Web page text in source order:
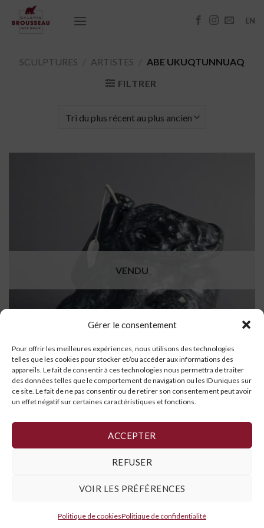
Gérer le consentement
Pour offrir les meilleures expériences, nous utilisons des technologies
telles que les cookies pour stocker et/ou accéder aux informations des
appareils. Le fait de consentir à ces technologies nous permettra de traiter
des données telles que le comportement de navigation ou les ID uniques sur
ce site. Le fait de ne pas consentir ou de retirer son consentement peut avoir
un effet négatif sur certaines caractéristiques et fonctions.
ACCEPTER
REFUSER
VOIR LES PRÉFÉRENCES
Politique de cookiesPolitique de confidentialité
Passer
contenu
EN
SCULPTURES ARTISTES
ABE UKUQTUNNUAQ
FILTRER
VENDU
LIRE LA SUITE
Politique de cookies,Déclaration de confidentialité
Copyright 2026 ©Galerie Art Inuit Brousseau